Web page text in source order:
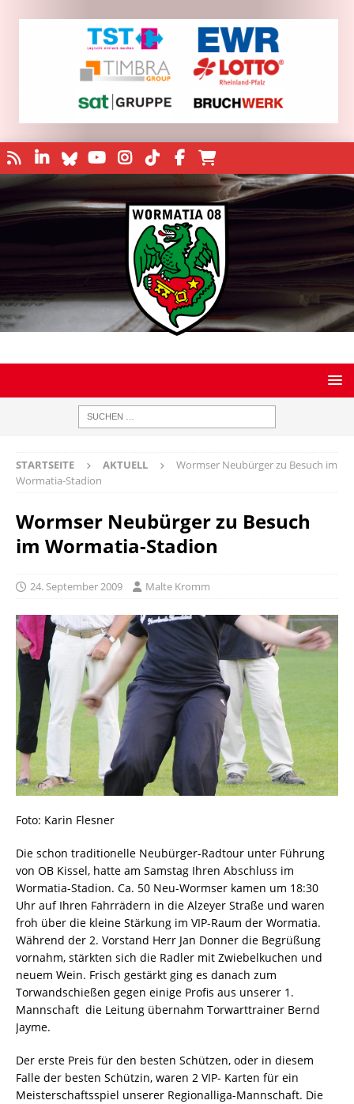
STARTSEITE AKTUELL
Wormser Neubürger zu Besuch im
Wormatia-Stadion
Wormser Neubürger zu Besuch
im Wormatia-Stadion
24. September 2009 Malte Kromm
Foto: Karin Flesner
Die schon traditionelle Neubürger-Radtour unter Führung
von OB Kissel, hatte am Samstag Ihren Abschluss im
Wormatia-Stadion. Ca. 50 Neu-Wormser kamen um 18:30
Uhr auf Ihren Fahrrädern in die Alzeyer Straße und waren
froh über die kleine Stärkung im VIP-Raum der Wormatia.
Während der 2. Vorstand Herr Jan Donner die Begrüßung
vornahm, stärkten sich die Radler mit Zwiebelkuchen und
neuem Wein. Frisch gestärkt ging es danach zum
Torwandschießen gegen einige Profis aus unserer 1.
Mannschaft  die Leitung übernahm Torwarttrainer Bernd
Jayme.
Der erste Preis für den besten Schützen, oder in diesem
Falle der besten Schützin, waren 2 VIP- Karten für ein
Meisterschaftsspiel unserer Regionalliga-Mannschaft. Die